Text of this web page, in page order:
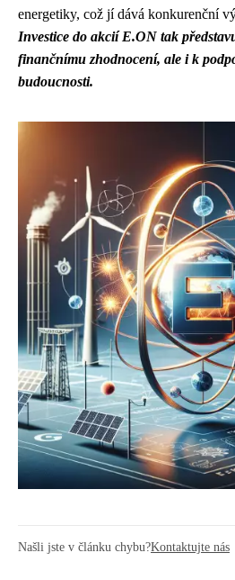
energetiky, což jí dává konkurenční
Investice do akcií E.ON tak
finančnímu zhodnocení, ale i k
budoucnosti.
Našli jste v článku chybu?Kontaktujte nás